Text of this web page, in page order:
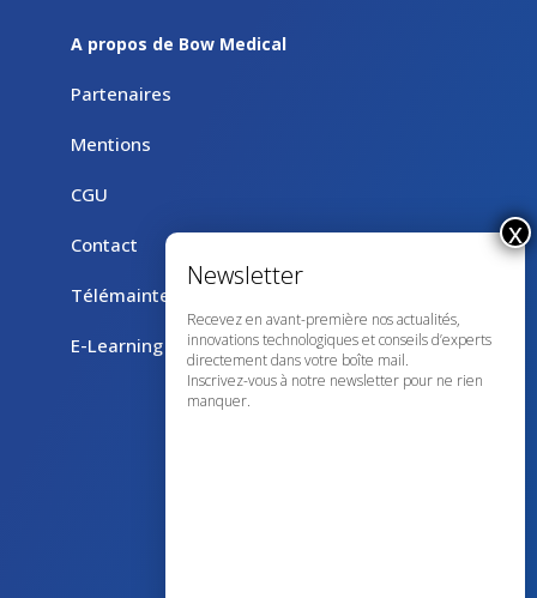
A propos de Bow Medical
Partenaires
Mentions
CGU
Contact
Télémaintenance avec TeamViewer
E-Learning
Recevez en avant-première nos actualités,
innovations technologiques et conseils d’experts
directement dans votre boîte mail.
Inscrivez-vous à notre newsletter pour ne rien
manquer.